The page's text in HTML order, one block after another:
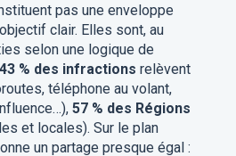
pas une enveloppe
clair. Elles sont, au
selon une logique de
43 % des infractions relèvent
téléphone au volant,
57 % des Régions
et locales). Sur le plan
un partage presque égal :